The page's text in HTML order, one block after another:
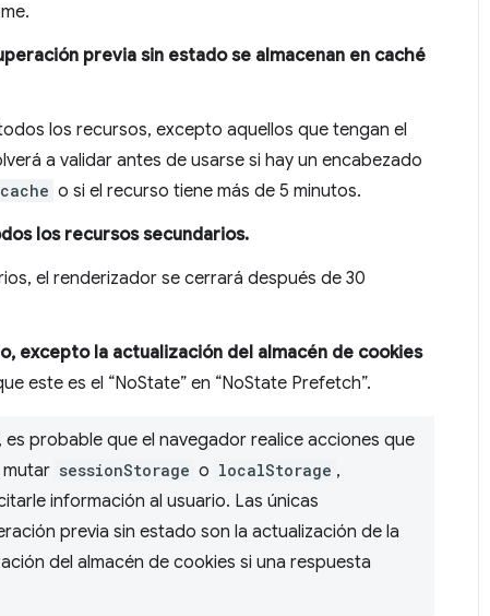
previa sin estado se almacenan en caché
los recursos, excepto aquellos que tengan el
a validar antes de usarse si hay un encabezado
o si el recurso tiene más de 5 minutos.
los recursos secundarios.
el renderizador se cerrará después de 30
excepto la actualización del almacén de cookies
este es el “NoState” en “NoState Prefetch”.
probable que el navegador realice acciones que
sessionStorage o localStorage ,
información al usuario. Las únicas
previa sin estado son la actualización de la
del almacén de cookies si una respuesta